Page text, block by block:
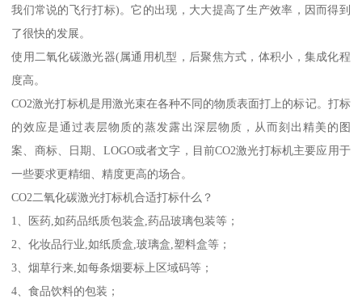
我们常说的飞行打标)。它的出现，大大提高了生产效率，因而得到
了很快的发展。
使用二氧化碳激光器(属通用机型，后聚焦方式，体积小，集成化程
度高。
CO2激光打标机是用激光束在各种不同的物质表面打上的标记。打标
的效应是通过表层物质的蒸发露出深层物质，从而刻出精美的图
案、商标、日期、LOGO或者文字，目前CO2激光打标机主要应用于
一些要求更精细、精度更高的场合。
CO2二氧化碳激光打标机合适打标什么？
1、医药,如药品纸质包装盒,药品玻璃包装等；
2、化妆品行业,如纸质盒,玻璃盒,塑料盒等；
3、烟草行来,如每条烟要标上区域码等；
4、食品饮料的包装；